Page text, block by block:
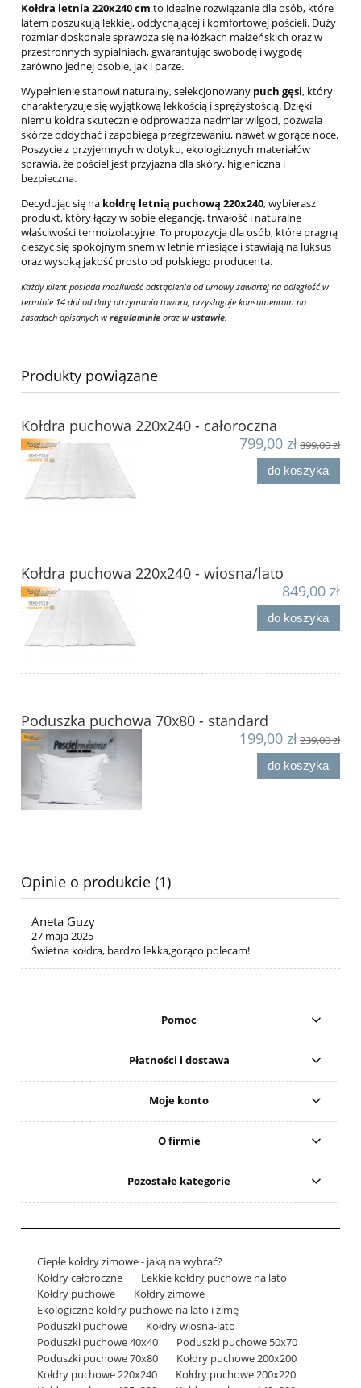
Kołdra letnia 220x240 cm to idealne rozwiązanie dla osób, które
latem poszukują lekkiej, oddychającej i komfortowej pościeli. Duży
rozmiar doskonale sprawdza się na łóżkach małżeńskich oraz w
przestronnych sypialniach, gwarantując swobodę i wygodę
zarówno jednej osobie, jak i parze.
Wypełnienie stanowi naturalny, selekcjonowany puch gęsi, który
charakteryzuje się wyjątkową lekkością i sprężystością. Dzięki
niemu kołdra skutecznie odprowadza nadmiar wilgoci, pozwala
skórze oddychać i zapobiega przegrzewaniu, nawet w gorące noce.
Poszycie z przyjemnych w dotyku, ekologicznych materiałów
sprawia, że pościel jest przyjazna dla skóry, higieniczna i
bezpieczna.
Decydując się na kołdrę letnią puchową 220x240, wybierasz
produkt, który łączy w sobie elegancję, trwałość i naturalne
właściwości termoizolacyjne. To propozycja dla osób, które pragną
cieszyć się spokojnym snem w letnie miesiące i stawiają na luksus
oraz wysoką jakość prosto od polskiego producenta.
Każdy klient posiada możliwość odstąpienia od umowy zawartej na odległość w
terminie 14 dni od daty otrzymania towaru, przysługuje konsumentom na
zasadach opisanych w regulaminie oraz w ustawie.
Produkty powiązane
Kołdra puchowa 220x240 - całoroczna
799,00 zł899,00 zł
do koszyka
Kołdra puchowa 220x240 - wiosna/lato
849,00 zł
do koszyka
Poduszka puchowa 70x80 - standard
199,00 zł239,00 zł
do koszyka
Opinie o produkcie (1)
Aneta Guzy
27 maja 2025
Świetna kołdra, bardzo lekka,gorąco polecam!
Pomoc
Płatności i dostawa
Moje konto
O firmie
Pozostałe kategorie
Ciepłe kołdry zimowe - jaką na wybrać?
Kołdry całoroczne
Lekkie kołdry puchowe na lato
Kołdry puchowe
Kołdry zimowe
Ekologiczne kołdry puchowe na lato i zimę
Poduszki puchowe
Kołdry wiosna-lato
Poduszki puchowe 40x40
Poduszki puchowe 50x70
Poduszki puchowe 70x80
Kołdry puchowe 200x200
Kołdry puchowe 220x240
Kołdry puchowe 200x220